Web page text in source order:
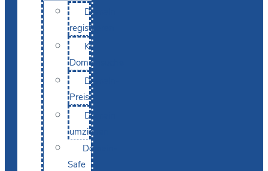
Domain
registrieren
KI-
Domainsuche
Domain-
Preise
Domain
umziehen
Domain-
Safe